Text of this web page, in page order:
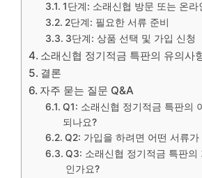
1단계: 소래신협 방문 또는 온라
2단계: 필요한 서류 준비
3단계: 상품 선택 및 가입 신청
소래신협 정기적금 특판의 유의사
결론
자주 묻는 질문 Q&A
Q1: 소래신협 정기적금 특판의
되나요?
Q2: 가입을 하려면 어떤 서류가
Q3: 소래신협 정기적금 특판의
인가요?